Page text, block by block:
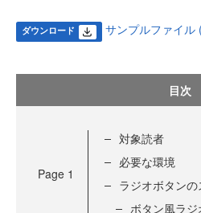
ダウンロード サンプルファイル
目次
Page 1
対象読者
必要な環境
ラジオボタン
ボタン風ラジ